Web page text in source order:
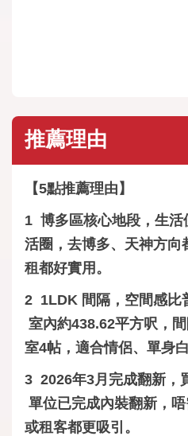
推薦理由
【5點推薦理由】
1 博多區核心地段，生活
活圈，去博多、天神方向
租都好實用。
2 1LDK 間隔，空間感比
室內約438.62平方呎，
室4帖，適合情侶、單身
3 2026年3月完成翻新，
單位已完成內裝翻新，
或租客都更吸引。